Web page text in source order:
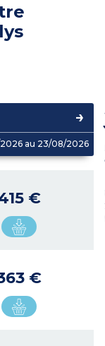
au 23/08/2026
€
€